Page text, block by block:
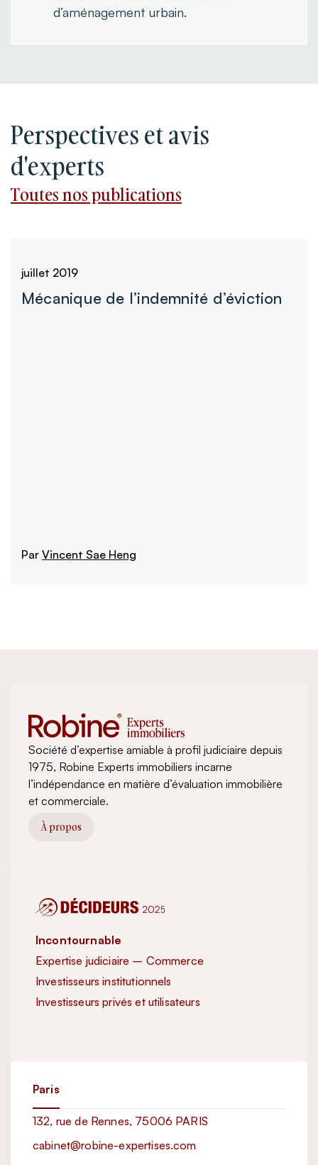
d’aménagement urbain.
Perspectives et avis
d'experts
Toutes nos publications
juillet 2019
Mécanique de l’indemnité d’éviction
Par Vincent Sae Heng
Société d’expertise amiable à profil judiciaire depuis
1975, Robine Experts immobiliers incarne
l’indépendance en matière d’évaluation immobilière
et commerciale.
À propos
Incontournable
Expertise judiciaire – Commerce
Investisseurs institutionnels
Investisseurs privés et utilisateurs
Paris
132, rue de Rennes, 75006 PARIS
cabinet@robine-expertises.com